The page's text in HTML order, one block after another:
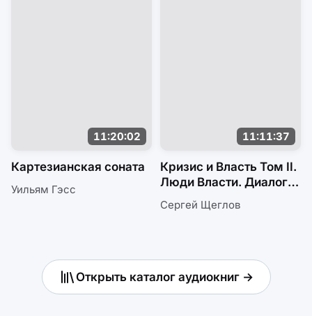
11:20:02
Картезианская соната
Уильям Гэсс
11:11:37
Кризис и Власть Том II.
Люди Власти. Диалоги
о великих сюзеренах
и властных
Сергей Щеглов
Открыть каталог аудиокниг →